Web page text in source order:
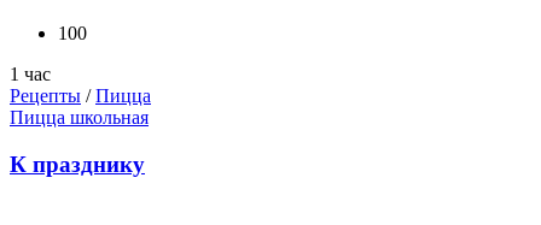
100
1 час
Рецепты /Пицца
Пицца школьная
К празднику